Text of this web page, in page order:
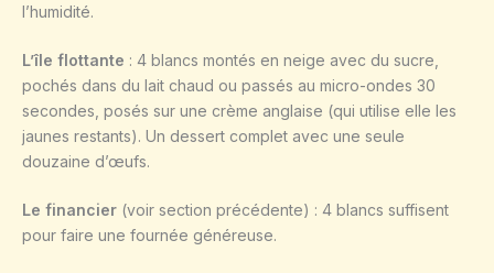
l’humidité.
L’île flottante : 4 blancs montés en neige avec du sucre,
pochés dans du lait chaud ou passés au micro-ondes 30
secondes, posés sur une crème anglaise (qui utilise elle les
jaunes restants). Un dessert complet avec une seule
douzaine d’œufs.
Le financier (voir section précédente) : 4 blancs suffisent
pour faire une fournée généreuse.